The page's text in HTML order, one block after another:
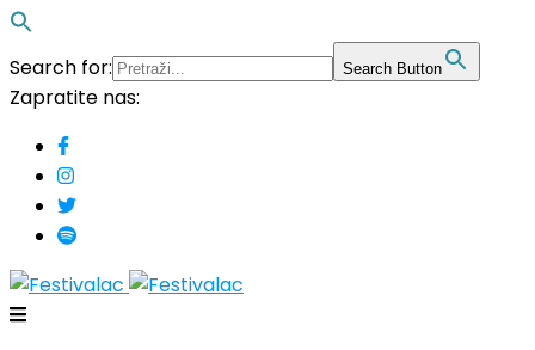
Search for: Search Button
Zapratite nas: